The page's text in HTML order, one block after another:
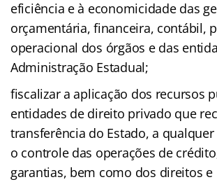
eficiência e à economicidade das
orçamentária, financeira, contábil,
operacional dos órgãos e das
Administração Estadual;
fiscalizar a aplicação dos recursos
entidades de direito privado que
transferência do Estado, a
o controle das operações de
garantias, bem como dos direitos e